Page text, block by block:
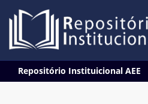
navigation
Repositório Instituicional AEE